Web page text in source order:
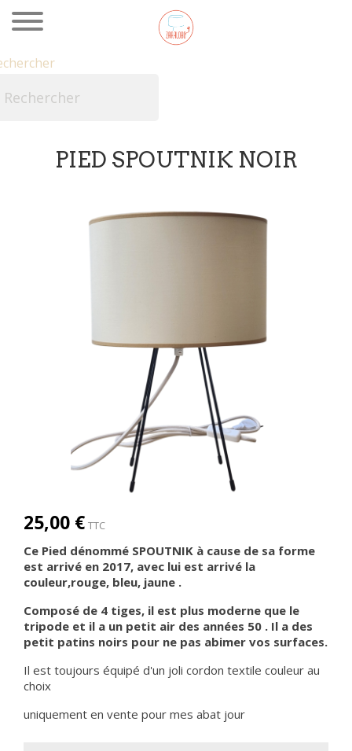
PIED SPOUTNIK NOIR
25,00 € TTC
Ce Pied dénommé SPOUTNIK à cause de sa forme
est arrivé en 2017, avec lui est arrivé la
couleur,rouge, bleu, jaune .
Composé de 4 tiges, il est plus moderne que le
tripode et il a un petit air des années 50 . Il a des
petit patins noirs pour ne pas abimer vos surfaces.
Il est toujours équipé d'un joli cordon textile couleur au
choix
uniquement en vente pour mes abat jour